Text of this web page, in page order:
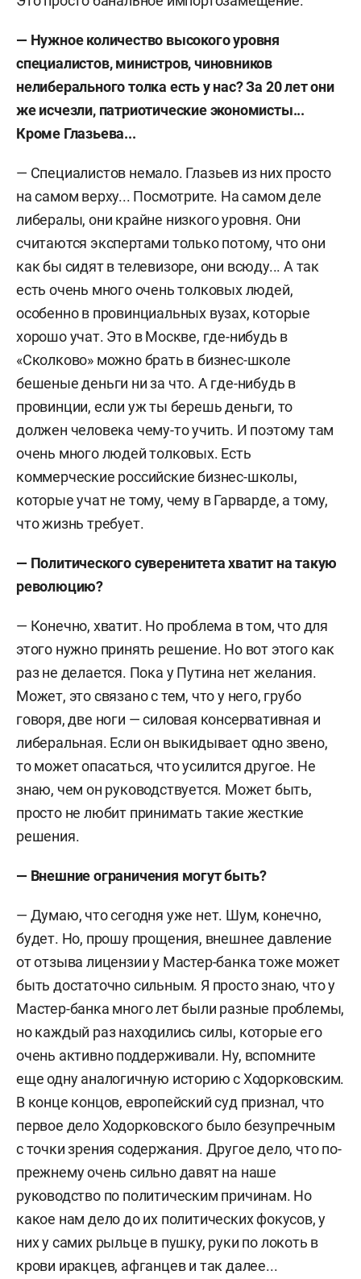
— Нужное количество высокого уровня
специалистов, министров, чиновников
нелиберального толка есть у нас? За 20 лет они
же исчезли, патриотические экономисты...
Кроме Глазьева...
— Специалистов немало. Глазьев из них просто
на самом верху... Посмотрите. На самом деле
либералы, они крайне низкого уровня. Они
считаются экспертами только потому, что они
как бы сидят в телевизоре, они всюду... А так
есть очень много очень толковых людей,
особенно в провинциальных вузах, которые
хорошо учат. Это в Москве, где-нибудь в
«Сколково» можно брать в бизнес-школе
бешеные деньги ни за что. А где-нибудь в
провинции, если уж ты берешь деньги, то
должен человека чему-то учить. И поэтому там
очень много людей толковых. Есть
коммерческие российские бизнес-школы,
которые учат не тому, чему в Гарварде, а тому,
что жизнь требует.
— Политического суверенитета хватит на такую
революцию?
— Конечно, хватит. Но проблема в том, что для
этого нужно принять решение. Но вот этого как
раз не делается. Пока у Путина нет желания.
Может, это связано с тем, что у него, грубо
говоря, две ноги — силовая консервативная и
либеральная. Если он выкидывает одно звено,
то может опасаться, что усилится другое. Не
знаю, чем он руководствуется. Может быть,
просто не любит принимать такие жесткие
решения.
— Внешние ограничения могут быть?
— Думаю, что сегодня уже нет. Шум, конечно,
будет. Но, прошу прощения, внешнее давление
от отзыва лицензии у Мастер-банка тоже может
быть достаточно сильным. Я просто знаю, что у
Мастер-банка много лет были разные проблемы,
но каждый раз находились силы, которые его
очень активно поддерживали. Ну, вспомните
еще одну аналогичную историю с Ходорковским.
В конце концов, европейский суд признал, что
первое дело Ходорковского было безупречным
с точки зрения содержания. Другое дело, что по-
прежнему очень сильно давят на наше
руководство по политическим причинам. Но
какое нам дело до их политических фокусов, у
них у самих рыльце в пушку, руки по локоть в
крови иракцев, афганцев и так далее...